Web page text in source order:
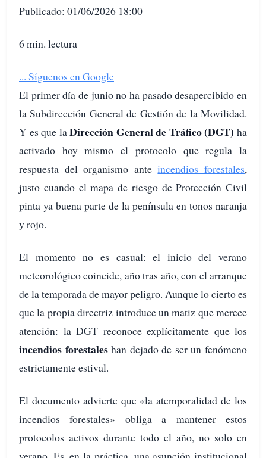
Publicado: 01/06/2026 18:00
6 min. lectura
... Síguenos en Google
El primer día de junio no ha pasado desapercibido en
la Subdirección General de Gestión de la Movilidad.
Y es que laDirección General de Tráfico (DGT) ha
activado hoy mismo el protocolo que regula la
respuesta del organismo anteincendios forestales,
justo cuando el mapa de riesgo de Protección Civil
pinta ya buena parte de la península en tonos naranja
y rojo.
El momento no es casual: el inicio del verano
meteorológico coincide, año tras año, con el arranque
de la temporada de mayor peligro. Aunque lo cierto es
que la propia directriz introduce un matiz que merece
atención: la DGT reconoce explícitamente que los
incendios forestaleshan dejado de ser un fenómeno
estrictamente estival.
El documento advierte que «la atemporalidad de los
incendios forestales» obliga a mantener estos
protocolos activos durante todo el año, no solo en